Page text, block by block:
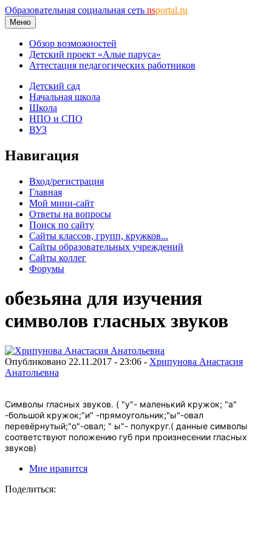
Образовательная социальная сеть nsportal.ru
Меню
Обзор возможностей
Детский проект «Алые паруса»
Аттестация педагогических работников
Детский сад
Начальная школа
Школа
НПО и СПО
ВУЗ
Навигация
Вход/регистрация
Главная
Мой мини-сайт
Ответы на вопросы
Поиск по сайту
Сайты классов, групп, кружков...
Сайты образовательных учреждений
Сайты коллег
Форумы
обезьяна для изучения
символов гласных звуков
Опубликовано 22.11.2017 - 23:06 - Хрипунова Анастасия
Анатольевна
Символы гласных звуков. ( "у"- маленький кружок; "а"
-большой кружок;"и" -прямоугольник;"ы"-овал
перевёрнутый;"о"-овал; " ы"- полукруг.( данные символы
соответствуют положению губ при произнесении гласных
звуков)
Мне нравится
Поделиться: